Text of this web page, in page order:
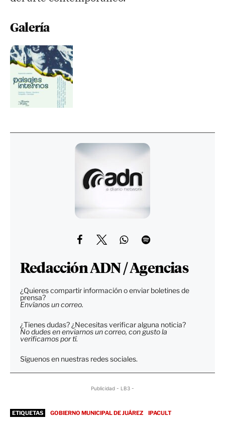
Galería
Redacción ADN / Agencias
¿Quieres compartir información o enviar boletines de
prensa?
Envíanos un correo.
¿Tienes dudas? ¿Necesitas verificar alguna noticia?
No dudes en enviarnos un correo, con gusto la
verificamos por tí.
Síguenos en nuestras redes sociales.
Publicidad - LB3 -
ETIQUETAS GOBIERNO MUNICIPAL DE JUÁREZ IPACULT